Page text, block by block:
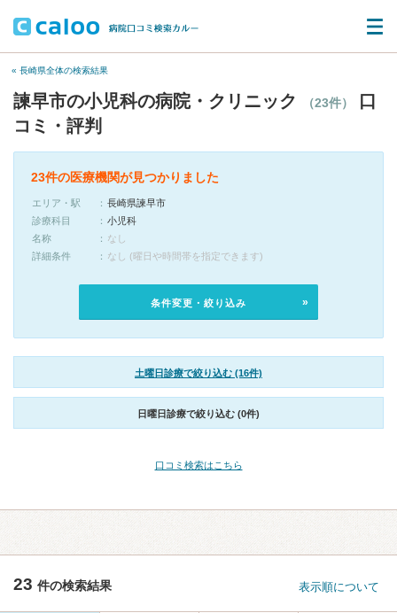
« 長崎県全体の検索結果
諫早市の小児科の病院・クリニック （23件）
口
コミ・評判
23件の医療機関が見つかりました
エリア・駅
長崎県諫早市
診療科目
小児科
名称
なし
詳細条件
なし (曜日や時間帯を指定できます)
条件変更・絞り込み
土曜日診療で絞り込む (16件)
日曜日診療で絞り込む (0件)
口コミ検索はこちら
23 件の検索結果 表示順について